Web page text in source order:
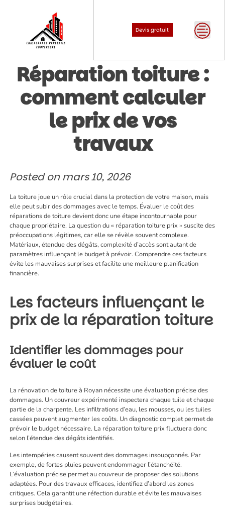
Devis gratuit
Réparation toiture :
comment calculer
le prix de vos
travaux
Posted onmars 10, 2026
La toiture joue un rôle crucial dans la protection de votre maison, mais
elle peut subir des dommages avec le temps. Évaluer le coût des
réparations de toiture devient donc une étape incontournable pour
chaque propriétaire. La question du « réparation toiture prix » suscite des
préoccupations légitimes, car elle se révèle souvent complexe.
Matériaux, étendue des dégâts, complexité d’accès sont autant de
paramètres influençant le budget à prévoir. Comprendre ces facteurs
évite les mauvaises surprises et facilite une meilleure planification
financière.
Les facteurs influençant le
prix de la réparation toiture
Identifier les dommages pour
évaluer le coût
La rénovation de toiture à Royan nécessite une évaluation précise des
dommages. Un couvreur expérimenté inspectera chaque tuile et chaque
partie de la charpente. Les infiltrations d’eau, les mousses, ou les tuiles
cassées peuvent augmenter les coûts. Un diagnostic complet permet de
prévoir le budget nécessaire. La réparation toiture prix fluctuera donc
selon l’étendue des dégâts identifiés.
Les intempéries causent souvent des dommages insoupçonnés. Par
exemple, de fortes pluies peuvent endommager l’étanchéité.
L’évaluation précise permet au couvreur de proposer des solutions
adaptées. Pour des travaux efficaces, identifiez d’abord les zones
critiques. Cela garantit une réfection durable et évite les mauvaises
surprises budgétaires.